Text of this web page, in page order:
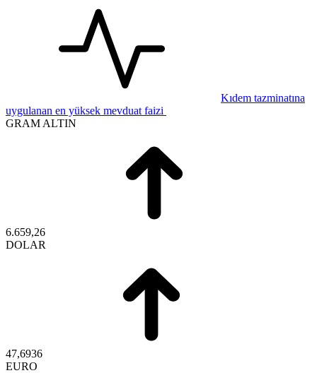
Kıdem tazminatına
uygulanan en yüksek mevduat faizi
GRAM ALTIN
6.659,26
DOLAR
47,6936
EURO